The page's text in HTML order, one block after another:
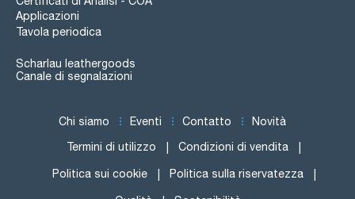
Applicazioni
Tavola periodica
Scharlau leathergoods
Canale di segnalazioni
Chi siamo Eventi Contatto Novità
Termini di utilizzo Condizioni di vendita
Politica sui cookie Politica sulla riservatezza